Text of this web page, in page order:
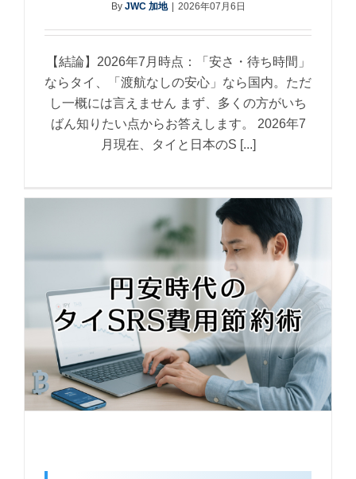
By JWC 加地 2026年07月6日
【結論】2026年7月時点：「安さ・待ち時間」
ならタイ、「渡航なしの安心」なら国内。ただ
し一概には言えません まず、多くの方がいち
ばん知りたい点からお答えします。 2026年7
月現在、タイと日本のS [...]